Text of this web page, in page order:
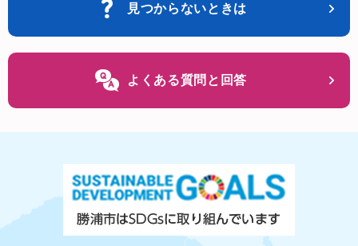
見つからないときは
よくある質問と回答